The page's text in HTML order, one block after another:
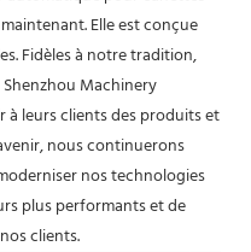
Elle est conçue
Fidèles à notre tradition,
Machinery
à leurs clients des produits et
nous continuerons
nos technologies
plus performants et de
clients.